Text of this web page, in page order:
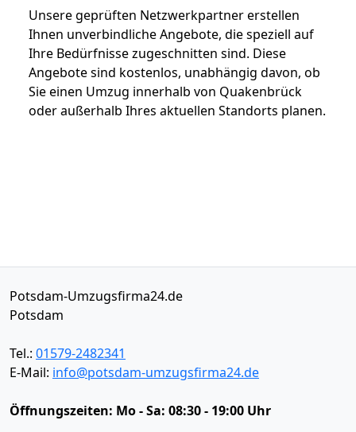
Unsere geprüften Netzwerkpartner erstellen
Ihnen unverbindliche Angebote, die speziell auf
Ihre Bedürfnisse zugeschnitten sind. Diese
Angebote sind kostenlos, unabhängig davon, ob
Sie einen Umzug innerhalb von Quakenbrück
oder außerhalb Ihres aktuellen Standorts planen.
Potsdam-Umzugsfirma24.de
Potsdam
Tel.: 01579-2482341
E-Mail: info@potsdam-umzugsfirma24.de
Öffnungszeiten: Mo - Sa: 08:30 - 19:00 Uhr